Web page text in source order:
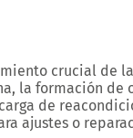
crucial de
la formación de
de
ajustes o